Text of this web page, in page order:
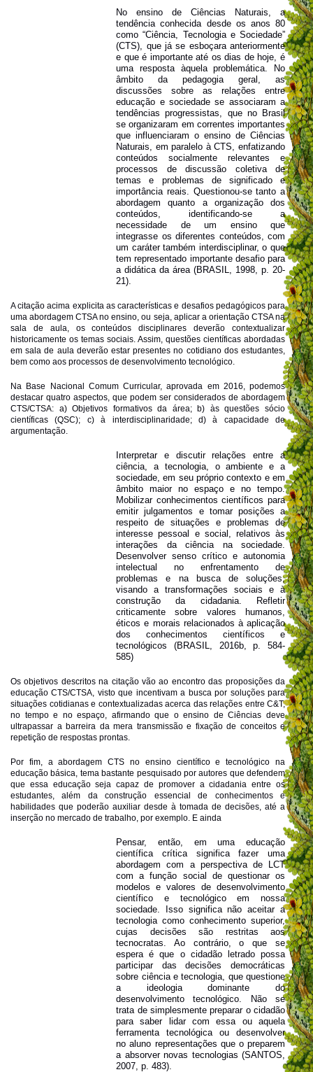
No ensino de Ciências Naturais, a
tendência conhecida desde os anos 80
como “Ciência, Tecnologia e Sociedade”
(CTS), que já se esboçara anteriormente
e que é importante até os dias de hoje, é
uma resposta àquela problemática. No
âmbito da pedagogia geral, as
discussões sobre as relações entre
educação e sociedade se associaram a
tendências progressistas, que no Brasil
se organizaram em correntes importantes
que influenciaram o ensino de Ciências
Naturais, em paralelo à CTS, enfatizando
conteúdos socialmente relevantes e
processos de discussão coletiva de
temas e problemas de significado e
importância reais. Questionou-se tanto a
abordagem quanto a organização dos
conteúdos, identificando-se a
necessidade de um ensino que
integrasse os diferentes conteúdos, com
um caráter também interdisciplinar, o que
tem representado importante desafio para
a didática da área (BRASIL, 1998, p. 20-
21).
A citação acima explicita as características e desafios pedagógicos para
uma abordagem CTSA no ensino, ou seja, aplicar a orientação CTSA na
sala de aula, os conteúdos disciplinares deverão contextualizar
historicamente os temas sociais. Assim, questões científicas abordadas
em sala de aula deverão estar presentes no cotidiano dos estudantes,
bem como aos processos de desenvolvimento tecnológico.
Na Base Nacional Comum Curricular, aprovada em 2016, podemos
destacar quatro aspectos, que podem ser considerados de abordagem
CTS/CTSA: a) Objetivos formativos da área; b) às questões sócio
científicas (QSC); c) à interdisciplinaridade; d) à capacidade de
argumentação.
Interpretar e discutir relações entre a
ciência, a tecnologia, o ambiente e a
sociedade, em seu próprio contexto e em
âmbito maior no espaço e no tempo.
Mobilizar conhecimentos científicos para
emitir julgamentos e tomar posições a
respeito de situações e problemas de
interesse pessoal e social, relativos às
interações da ciência na sociedade.
Desenvolver senso crítico e autonomia
intelectual no enfrentamento de
problemas e na busca de soluções,
visando a transformações sociais e à
construção da cidadania. Refletir
criticamente sobre valores humanos,
éticos e morais relacionados à aplicação
dos conhecimentos científicos e
tecnológicos (BRASIL, 2016b, p. 584-
585)
Os objetivos descritos na citação vão ao encontro das proposições da
educação CTS/CTSA, visto que incentivam a busca por soluções para
situações cotidianas e contextualizadas acerca das relações entre C&T,
no tempo e no espaço, afirmando que o ensino de Ciências deve
ultrapassar a barreira da mera transmissão e fixação de conceitos e
repetição de respostas prontas.
Por fim, a abordagem CTS no ensino científico e tecnológico na
educação básica, tema bastante pesquisado por autores que defendem
que essa educação seja capaz de promover a cidadania entre os
estudantes, além da construção essencial de conhecimentos e
habilidades que poderão auxiliar desde à tomada de decisões, até a
inserção no mercado de trabalho, por exemplo. E ainda
Pensar, então, em uma educação
científica crítica significa fazer uma
abordagem com a perspectiva de LCT
com a função social de questionar os
modelos e valores de desenvolvimento
científico e tecnológico em nossa
sociedade. Isso significa não aceitar a
tecnologia como conhecimento superior,
cujas decisões são restritas aos
tecnocratas. Ao contrário, o que se
espera é que o cidadão letrado possa
participar das decisões democráticas
sobre ciência e tecnologia, que questione
a ideologia dominante do
desenvolvimento tecnológico. Não se
trata de simplesmente preparar o cidadão
para saber lidar com essa ou aquela
ferramenta tecnológica ou desenvolver
no aluno representações que o preparem
a absorver novas tecnologias (SANTOS,
2007, p. 483).